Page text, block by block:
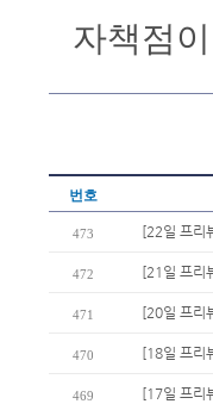
자책점
번호
473 [22일 프리
472 [21일 프리
471 [20일 프리
470 [18일 프리
469 [17일 프리